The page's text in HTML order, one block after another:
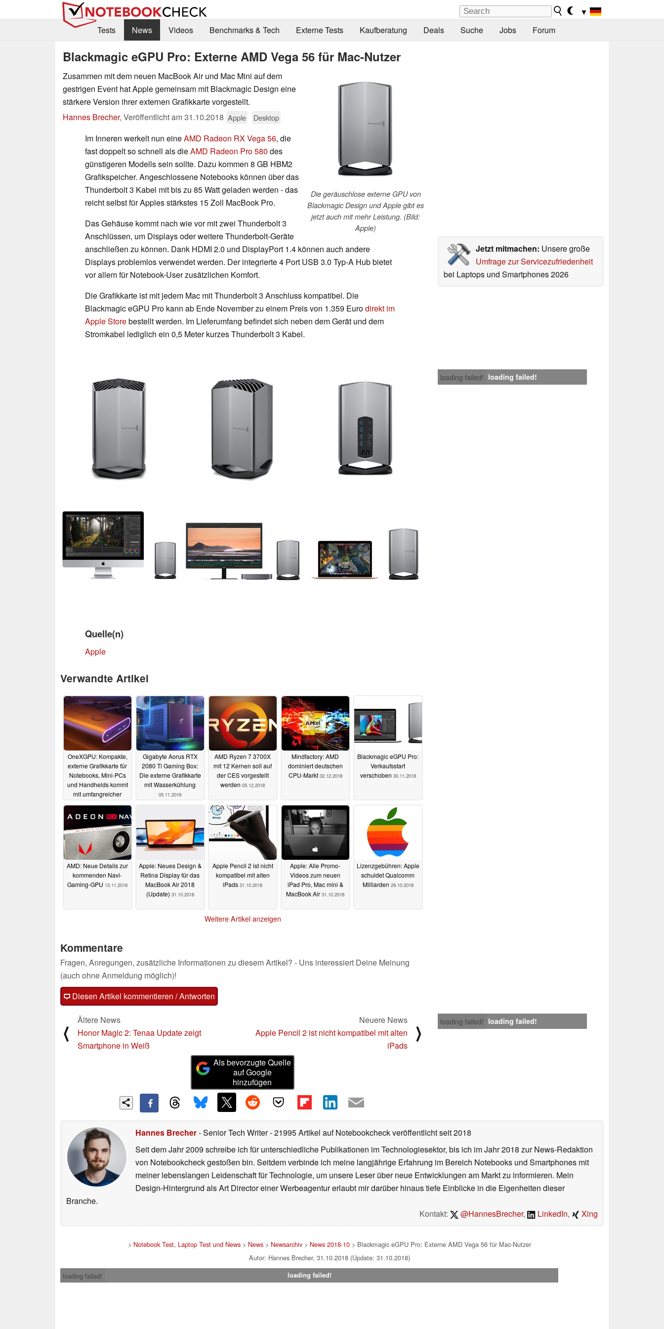
▼
Tests
News Videos Benchmarks & Tech Externe Tests Kaufberatung Deals Suche Jobs Forum
Blackmagic eGPU Pro: Externe AMD Vega 56 für Mac-Nutzer
Die geräuschlose externe GPU von
Blackmagic Design und Apple gibt es
jetzt auch mit mehr Leistung. (Bild:
Apple)
Zusammen mit dem neuen MacBook Air und Mac Mini auf dem
gestrigen Event hat Apple gemeinsam mit Blackmagic Design eine
stärkere Version ihrer externen Grafikkarte vorgestellt.
Hannes Brecher, Veröffentlicht am31.10.2018 Apple Desktop
Jetzt mitmachen: Unsere große
Umfrage zur Servicezufriedenheit
bei Laptops und Smartphones 2026
Im Inneren werkelt nun eineAMD Radeon RX Vega 56, die
fast doppelt so schnell als dieAMD Radeon Pro 580 des
günstigeren Modells sein sollte. Dazu kommen 8 GB HBM2
Grafikspeicher. Angeschlossene Notebooks können über das
Thunderbolt 3 Kabel mit bis zu 85 Watt geladen werden - das
reicht selbst für Apples stärkstes 15 Zoll MacBook Pro.
Das Gehäuse kommt nach wie vor mit zwei Thunderbolt 3
Anschlüssen, um Displays oder weitere Thunderbolt-Geräte
anschließen zu können. Dank HDMI 2.0 und DisplayPort 1.4 können auch andere
Displays problemlos verwendet werden. Der integrierte 4 Port USB 3.0 Typ-A Hub bietet
vor allem für Notebook-User zusätzlichen Komfort.
Die Grafikkarte ist mit jedem Mac mit Thunderbolt 3 Anschluss kompatibel. Die
Blackmagic eGPU Pro kann ab Ende November zu einem Preis von 1.359 Eurodirekt im
Apple Storebestellt werden. Im Lieferumfang befindet sich neben dem Gerät und dem
Stromkabel lediglich ein 0,5 Meter kurzes Thunderbolt 3 Kabel.
loading failed! loading failed!
Quelle(n)
Apple
Verwandte Artikel
OneXGPU: Kompakte,
externe Grafikkarte für
Notebooks, Mini-PCs
und Handhelds kommt
mit umfangreicher
11.11.2023
Gigabyte Aorus RTX
2080 Ti Gaming Box:
Die externe Grafikkarte
mit Wasserkühlung
05.11.2019
AMD Ryzen 7 3700X
mit 12 Kernen soll auf
der CES vorgestellt
werden 05.12.2018
Mindfactory: AMD
dominiert deutschen
CPU-Markt 02.12.2018
Blackmagic eGPU Pro:
Verkaufsstart
verschoben 30.11.2018
AMD: Neue Details zur
kommenden Navi-
Gaming-GPU 13.11.2018
Apple: Neues Design &
Retina Display für das
MacBook Air 2018
(Update) 31.10.2018
Apple Pencil 2 ist nicht
kompatibel mit alten
iPads 31.10.2018
Apple: Alle Promo-
Videos zum neuen
iPad Pro, Mac mini &
MacBook Air 31.10.2018
Lizenzgebühren: Apple
schuldet Qualcomm
Milliarden 29.10.2018
Weitere Artikel anzeigen
Kommentare
Fragen, Anregungen, zusätzliche Informationen zu diesem Artikel? - Uns interessiert Deine Meinung
(auch ohne Anmeldung möglich)!
Diesen Artikel kommentieren / Antworten
loading failed! loading failed!
⟨
Ältere News
Honor Magic 2: Tenaa Update zeigt
Smartphone in Weiß
Neuere News
Apple Pencil 2 ist nicht kompatibel mit alten
iPads
⟩
Als bevorzugte Quelle
auf Google
hinzufügen
Hannes Brecher- Senior Tech Writer- 21995 Artikel auf Notebookcheck veröffentlichtseit 2018
Seit dem Jahr 2009 schreibe ich für unterschiedliche Publikationen im Technologiesektor, bis ich im Jahr 2018 zur News-Redaktion
von Notebookcheck gestoßen bin. Seitdem verbinde ich meine langjährige Erfahrung im Bereich Notebooks und Smartphones mit
meiner lebenslangen Leidenschaft für Technologie, um unsere Leser über neue Entwicklungen am Markt zu informieren. Mein
Design-Hintergrund als Art Director einer Werbeagentur erlaubt mir darüber hinaus tiefe Einblicke in die Eigenheiten dieser
Branche.
Kontakt:
@HannesBrecher, LinkedIn, Xing
> Notebook Test, Laptop Test und News > News > Newsarchiv > News 2018-10 > Blackmagic eGPU Pro: Externe AMD Vega 56 für Mac-Nutzer
Autor: Hannes Brecher, 31.10.2018 (Update: 31.10.2018)
loading failed!
loading failed!